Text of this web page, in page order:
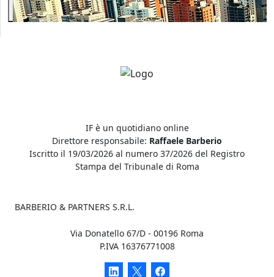
IF è un quotidiano online
Direttore responsabile: Raffaele Barberio
Iscritto il 19/03/2026 al numero 37/2026 del Registro
Stampa del Tribunale di Roma
BARBERIO & PARTNERS S.R.L.
Via Donatello 67/D - 00196 Roma
P.IVA 16376771008